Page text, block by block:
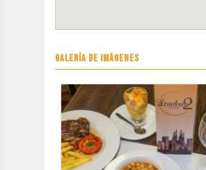
GALERÍA DE IMÁGENES